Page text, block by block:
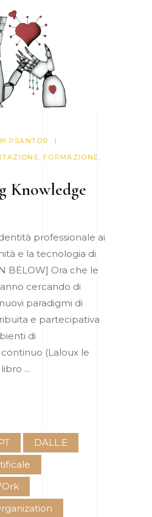
PSANTOR
, FORMAZIONE,
Knowledge
professionale ai
e la tecnologia di
BELOW] Ora che le
cercando di
paradigmi di
e partecipativa
di
(Laloux le
DALL.E